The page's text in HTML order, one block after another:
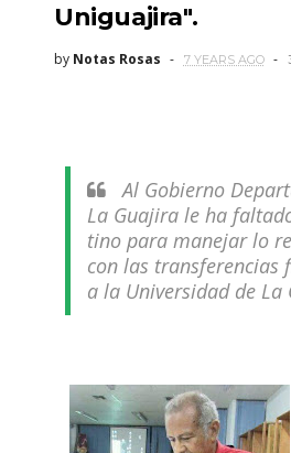
Uniguajira".
by Notas Rosas 7 YEARS AGO
Al Gobierno
La Guajira le ha
tino para manejar lo
con las transferencias
a la Universidad de La